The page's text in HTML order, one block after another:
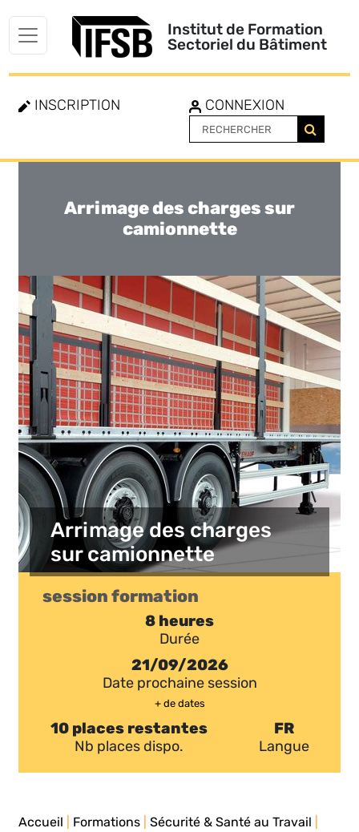
Institut de Formation
Sectoriel du Bâtiment
INSCRIPTION CONNEXION
Toggle
Arrimage des charges sur
camionnette
Arrimage des charges
sur camionnette
session formation
8 heures
Durée
21/09/2026
Date prochaine session
+ de dates
10 places restantes
Nb places dispo.
FR
Langue
Accueil Formations |Sécurité & Santé au Travail